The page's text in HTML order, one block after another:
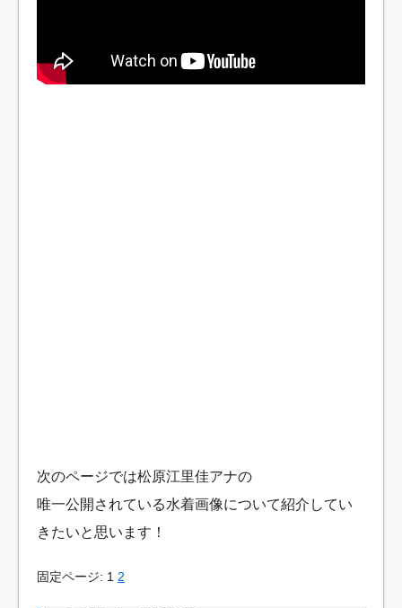
次のページでは松原江里佳アナの
唯一公開されている水着画像について紹介してい
きたいと思います！
固定ページ: 1 2